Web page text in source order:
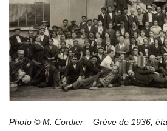
Photo © M. Cordier – Grève de 1936,